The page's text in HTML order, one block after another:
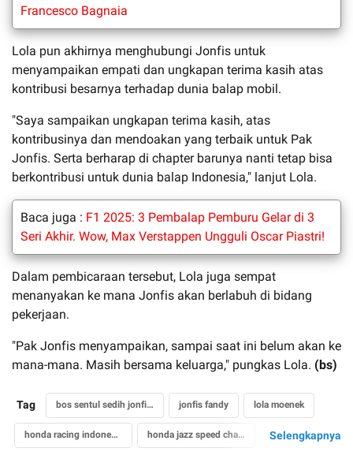
Francesco Bagnaia
Lola pun akhirnya menghubungi Jonfis untuk
menyampaikan empati dan ungkapan terima kasih atas
kontribusi besarnya terhadap dunia balap mobil.
"Saya sampaikan ungkapan terima kasih, atas
kontribusinya dan mendoakan yang terbaik untuk Pak
Jonfis. Serta berharap di chapter barunya nanti tetap bisa
berkontribusi untuk dunia balap Indonesia," lanjut Lola.
Baca juga : F1 2025: 3 Pembalap Pemburu Gelar di 3
Seri Akhir. Wow, Max Verstappen Ungguli Oscar Piastri!
Dalam pembicaraan tersebut, Lola juga sempat
menanyakan ke mana Jonfis akan berlabuh di bidang
pekerjaan.
"Pak Jonfis menyampaikan, sampai saat ini belum akan ke
mana-mana. Masih bersama keluarga," pungkas Lola. (bs)
Tag bos sentul sedih jonfis mundur dari honda jonfis fandy lola moenek
honda racing indonesia honda jazz speed challenge Selengkapnya